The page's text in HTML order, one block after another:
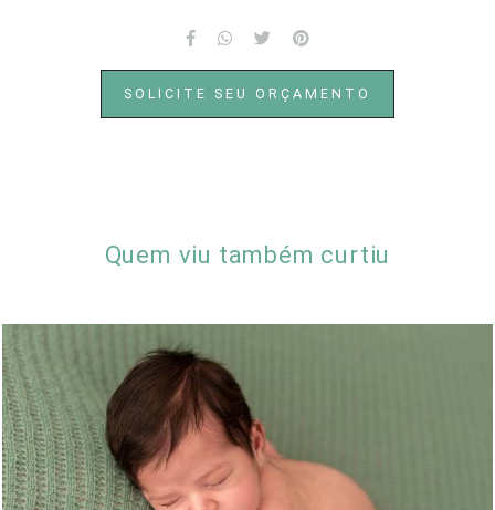
SOLICITE SEU ORÇAMENTO
Quem viu também curtiu